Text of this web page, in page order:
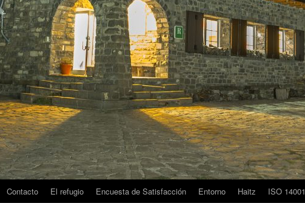
Contacto El refugio Encuesta de Satisfacción Entorno Haitz ISO 14001